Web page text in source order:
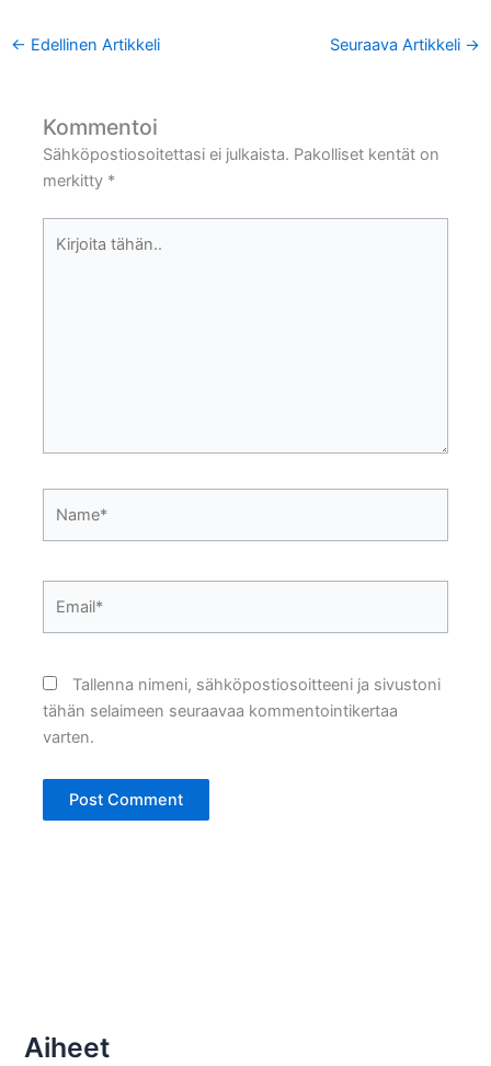
← Edellinen Artikkeli Seuraava Artikkeli →
Kommentoi
Sähköpostiosoitettasi ei julkaista. Pakolliset kentät on
merkitty *
tähän..
Tallenna nimeni, sähköpostiosoitteeni ja sivustoni
tähän selaimeen seuraavaa kommentointikertaa
varten.
Aiheet